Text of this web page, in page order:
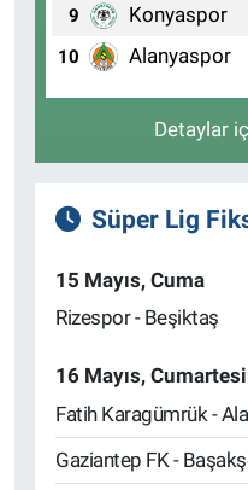
9 Konyaspor
10 Alanyaspor
Detaylar
Süper Lig
15 Mayıs, Cuma
Rizespor - Beşiktaş
16 Mayıs, Cumartesi
Fatih Karagümrük -
Gaziantep FK -